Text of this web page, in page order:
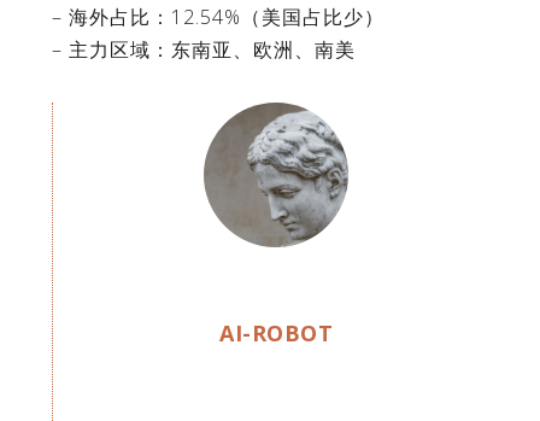
– 海外占比：12.54%（美国占比少）
– 主力区域：东南亚、欧洲、南美
AI-ROBOT